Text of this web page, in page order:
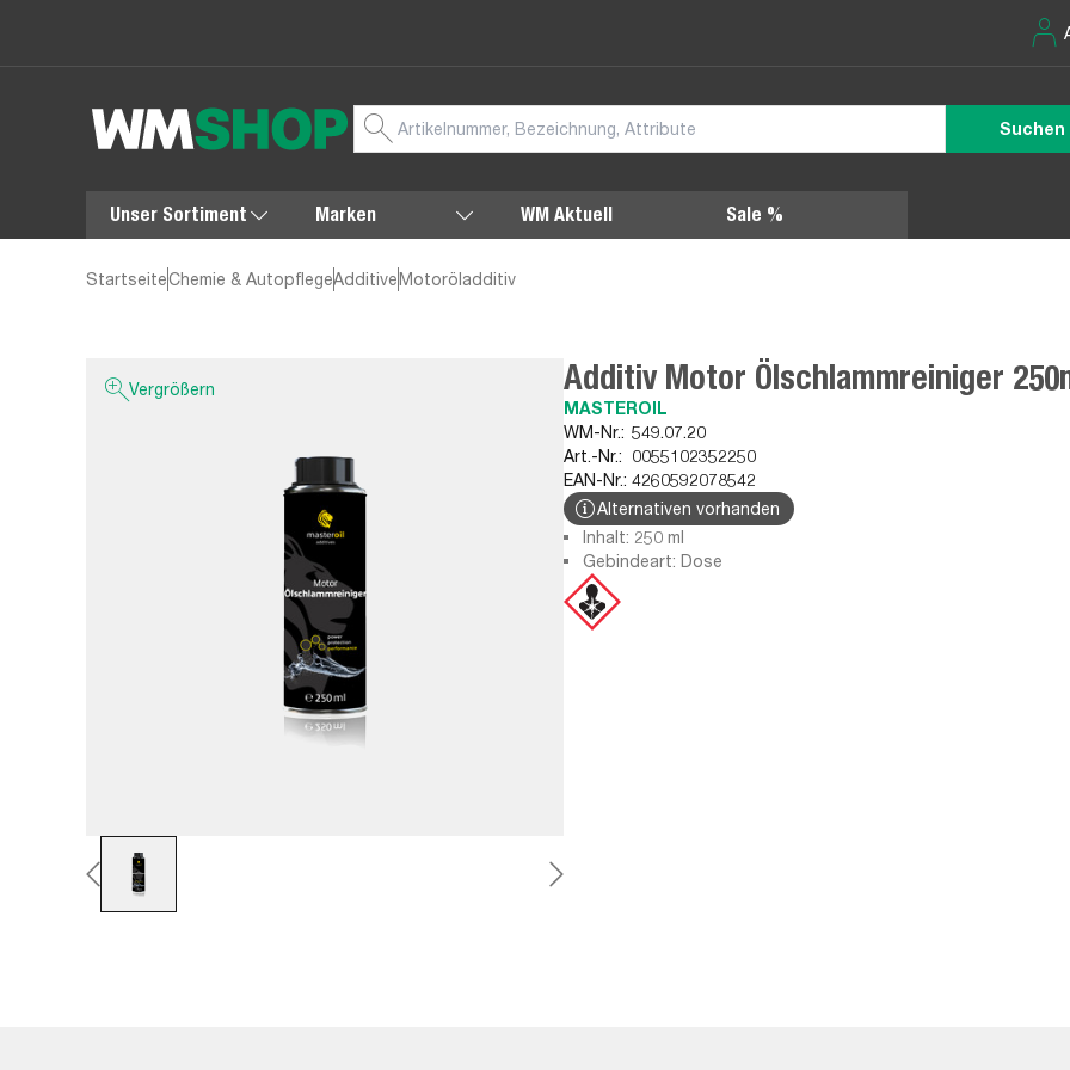
Suchen
Unser Sortiment Marken WM Aktuell Sale %
StartseiteChemie & AutopflegeAdditiveMotoröladditiv
Vergrößern Additiv Motor Ölschlammreiniger
MASTEROIL
WM-Nr.: 549.07.20
Art.-Nr.: 0055102352250
EAN-Nr.: 4260592078542
Alternativen vorhanden
Inhalt: 250 ml
Gebindeart: Dose